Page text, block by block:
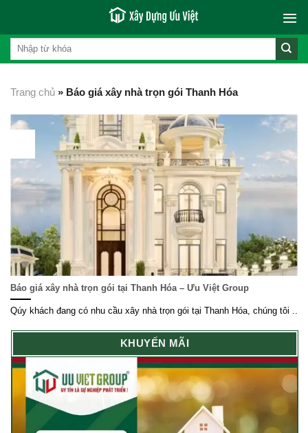
content
Trang chủ » Báo giá xây nhà trọn gói Thanh Hóa
Báo giá xây nhà trọn gói tại Thanh Hóa – Ưu Việt Group
Qúy khách đang có nhu cầu xây nhà trọn gói tại Thanh Hóa, chúng tôi ..
KHUYẾN MÃI